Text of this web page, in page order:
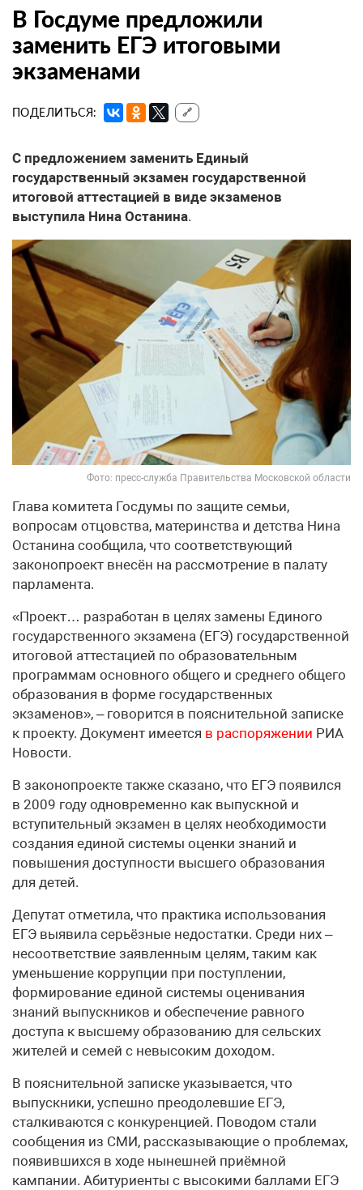
В Госдуме предложили
заменить ЕГЭ итоговыми
экзаменами
ПОДЕЛИТЬСЯ: 🔗
С предложением заменить Единый
государственный экзамен государственной
итоговой аттестацией в виде экзаменов
выступила Нина Останина.
Фото: пресс-служба Правительства Московской области
Глава комитета Госдумы по защите семьи,
вопросам отцовства, материнства и детства Нина
Останина сообщила, что соответствующий
законопроект внесён на рассмотрение в палату
парламента.
«Проект… разработан в целях замены Единого
государственного экзамена (ЕГЭ) государственной
итоговой аттестацией по образовательным
программам основного общего и среднего общего
образования в форме государственных
экзаменов», – говорится в пояснительной записке
к проекту. Документ имеется в распоряжении РИА
Новости.
В законопроекте также сказано, что ЕГЭ появился
в 2009 году одновременно как выпускной и
вступительный экзамен в целях необходимости
создания единой системы оценки знаний и
повышения доступности высшего образования
для детей.
Депутат отметила, что практика использования
ЕГЭ выявила серьёзные недостатки. Среди них –
несоответствие заявленным целям, таким как
уменьшение коррупции при поступлении,
формирование единой системы оценивания
знаний выпускников и обеспечение равного
доступа к высшему образованию для сельских
жителей и семей с невысоким доходом.
В пояснительной записке указывается, что
выпускники, успешно преодолевшие ЕГЭ,
сталкиваются с конкуренцией. Поводом стали
сообщения из СМИ, рассказывающие о проблемах,
появившихся в ходе нынешней приёмной
кампании. Абитуриенты с высокими баллами ЕГЭ